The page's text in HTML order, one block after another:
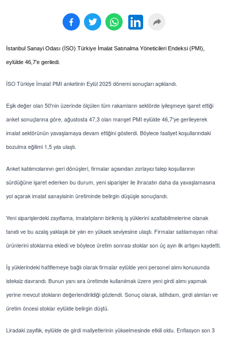
İstanbul Sanayi Odası (İSO) Türkiye İmalat Satınalma Yöneticileri Endeksi (PMI),
eylülde 46,7'e geriledi.
İSO Türkiye İmalat PMI anketinin Eylül 2025 dönemi sonuçları açıklandı.
Eşik değer olan 50'nin üzerinde ölçülen tüm rakamların sektörde iyileşmeye işaret ettiği
anket sonuçlarına göre, ağustosta 47,3 olan manşet PMI eylülde 46,7'ye gerileyerek
imalat sektörünün yavaşlamaya devam ettiğini gösterdi. Böylece faaliyet koşullarındaki
bozulma eğilimi 1,5 yıla ulaştı.
Anket katılımcılarının geri dönüşleri, firmalar açısından zorlayıcı talep koşullarının
sürdüğüne işaret ederken bu durum, yeni siparişler ile ihracatın daha da yavaşlamasına
yol açarak imalat sanayisinin üretiminde belirgin düşüşle sonuçlandı.
Yeni siparişlerdeki zayıflama, imalatçıların birikmiş iş yüklerini azaltabilmelerine olanak
tanıdı ve bu azalış yaklaşık bir yılın en yüksek seviyesine ulaştı. Firmalar satılamayan nihai
ürünlerini stoklarına ekledi ve böylece üretim sonrası stoklar son üç ayın ilk artışını kaydetti.
İş yüklerindeki hafiflemeye bağlı olarak firmalar eylülde yeni personel alımı konusunda
isteksiz davrandı. Bunun yanı sıra üretimde kullanılmak üzere yeni girdi alımı yapmak
yerine mevcut stokların değerlendirildiği gözlendi. Sonuç olarak, istihdam, girdi alımları ve
üretim öncesi stoklar eylülde belirgin düştü.
Liradaki zayıflık, eylülde de girdi maliyetlerinin yükselmesinde etkili oldu. Enflasyon son 3